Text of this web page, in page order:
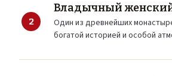
2
Владычный
Один из древнейших
богатой историей и особой